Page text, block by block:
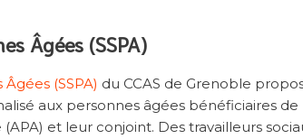
Âgées (SSPA)
(SSPA) du CCAS de Grenoble
aux personnes âgées bénéficiaires de
et leur conjoint. Des travailleurs